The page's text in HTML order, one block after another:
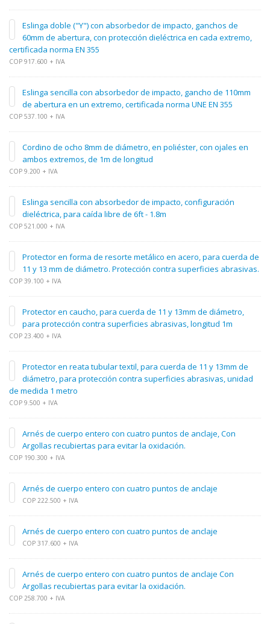
Eslinga doble ("Y") con absorbedor de impacto, ganchos de
60mm de abertura, con protección dieléctrica en cada extremo,
certificada norma EN 355
COP 917.600 + IVA
Eslinga sencilla con absorbedor de impacto, gancho de 110mm
de abertura en un extremo, certificada norma UNE EN 355
COP 537.100 + IVA
Cordino de ocho 8mm de diámetro, en poliéster, con ojales en
ambos extremos, de 1m de longitud
COP 9.200 + IVA
Eslinga sencilla con absorbedor de impacto, configuración
dieléctrica, para caída libre de 6ft - 1.8m
COP 521.000 + IVA
Protector en forma de resorte metálico en acero, para cuerda de
11 y 13 mm de diámetro. Protección contra superficies abrasivas.
COP 39.100 + IVA
Protector en caucho, para cuerda de 11 y 13mm de diámetro,
para protección contra superficies abrasivas, longitud 1m
COP 23.400 + IVA
Protector en reata tubular textil, para cuerda de 11 y 13mm de
diámetro, para protección contra superficies abrasivas, unidad
de medida 1 metro
COP 9.500 + IVA
Arnés de cuerpo entero con cuatro puntos de anclaje, Con
Argollas recubiertas para evitar la oxidación.
COP 190.300 + IVA
Arnés de cuerpo entero con cuatro puntos de anclaje
COP 222.500 + IVA
Arnés de cuerpo entero con cuatro puntos de anclaje
COP 317.600 + IVA
Arnés de cuerpo entero con cuatro puntos de anclaje Con
Argollas recubiertas para evitar la oxidación.
COP 258.700 + IVA